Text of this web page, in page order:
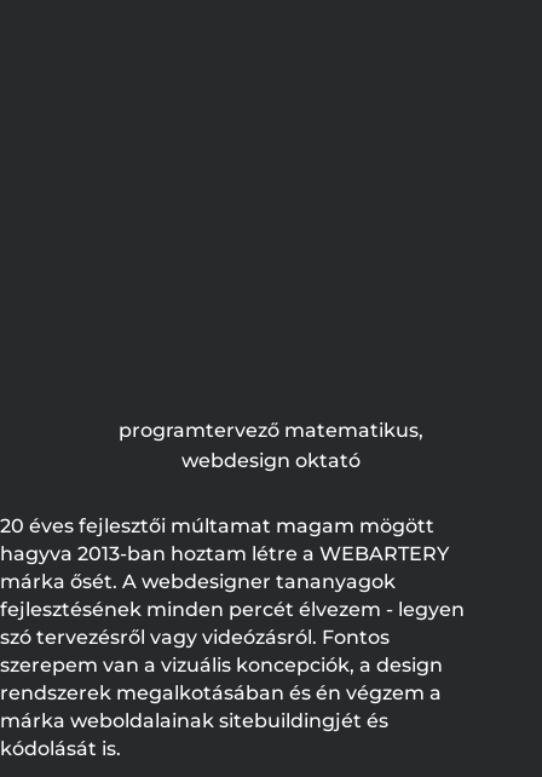
programtervező matematikus,
webdesign oktató
20 éves fejlesztői múltamat magam mögött
hagyva 2013-ban hoztam létre a WEBARTERY
márka ősét. A webdesigner tananyagok
fejlesztésének minden percét élvezem - legyen
szó tervezésről vagy videózásról. Fontos
szerepem van a vizuális koncepciók, a design
rendszerek megalkotásában és én végzem a
márka weboldalainak sitebuildingjét és
kódolását is.